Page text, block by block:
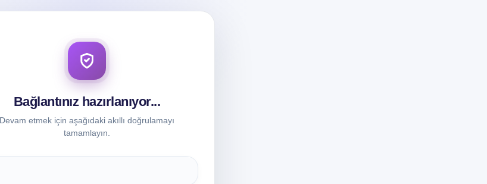
Bağlantınız hazırlanıyor...
Devam etmek için aşağıdaki akıllı doğrulamayı
tamamlayın.